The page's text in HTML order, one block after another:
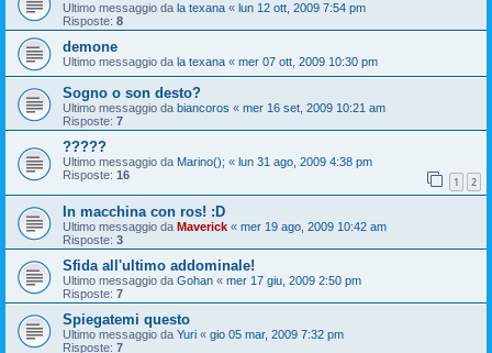
Ultimo messaggio da la texana « lun 12 ott, 2009 7:54 pm
Risposte: 8
demone
Ultimo messaggio da la texana « mer 07 ott, 2009 10:30 pm
Sogno o son desto?
Ultimo messaggio da biancoros « mer 16 set, 2009 10:21 am
Risposte: 7
?????
Ultimo messaggio da Marino(); « lun 31 ago, 2009 4:38 pm
Risposte: 16 1 2
In macchina con ros! :D
Ultimo messaggio da Maverick « mer 19 ago, 2009 10:42 am
Risposte: 3
Sfida all'ultimo addominale!
Ultimo messaggio da Gohan « mer 17 giu, 2009 2:50 pm
Risposte: 7
Spiegatemi questo
Ultimo messaggio da Yuri « gio 05 mar, 2009 7:32 pm
Risposte: 7